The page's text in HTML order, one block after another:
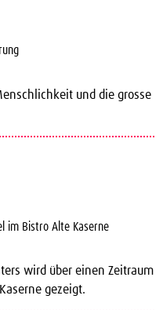
und die grosse
im Bistro Alte Kaserne
wird über einen Zeitraum
gezeigt.